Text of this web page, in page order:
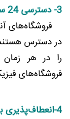
3- دسترسی 24 ساعته
در دسترس
را در هر
فروشگاه‌های
4-انعطاف‌پذیری بالا